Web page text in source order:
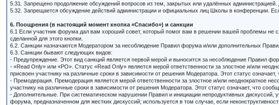
5.31. Запрещено продолжение обсуждений вопросов из тем, закрытых или удалённых администрацией.
5.32. Запрещается обсуждение действий администрации и официальных лиц Школы в конференции.
6. Поощрения (в настоящий момент кнопка «Спасибо») и санкции
6.1 Если участник форума дал вам хороший совет, который помог вам в решении вашей проблемы
сделанной для этого кнопки.
6.2. Санкции назначаются Модератором за несоблюдение Правил форума и/или дополнительных
6.3. Санкции бывают следующих видов:
- Предупреждение. Этот вид санкций является первой мерой и выносится за несоблюдение Правил
- «Read Only» или «РО». Статус «Read Only» является мерой ответственности за злостное и/или
присвоен участнику на различные сроки в зависимости от решения Модератора. Этот статус
- Премодерация. Премодерация является мерой ответственности за злостное и/или неоднократное
участнику на различные сроки в зависимости от решения Модератора. Этот статус означает, что
- Дополнительные. При систематическом нарушении Правил и инициации непродуктивных
форума, предназначенном для жестких дискуссий; используется в том случае, если